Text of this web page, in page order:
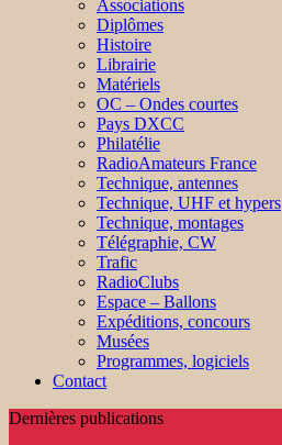
Associations
Diplômes
Histoire
Librairie
Matériels
OC – Ondes courtes
Pays DXCC
Philatélie
RadioAmateurs France
Technique, antennes
Technique, UHF et hypers
Technique, montages
Télégraphie, CW
Trafic
RadioClubs
Espace – Ballons
Expéditions, concours
Musées
Programmes, logiciels
Contact
Dernières publications